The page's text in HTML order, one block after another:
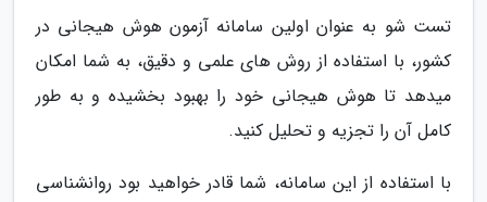
تست شو به عنوان اولین سامانه آزمون هوش هیجانی در
کشور، با استفاده از روش های علمی و دقیق، به شما امکان
میدهد تا هوش هیجانی خود را بهبود بخشیده و به طور
کامل آن را تجزیه و تحلیل کنید.
با استفاده از این سامانه، شما قادر خواهید بود روانشناسی